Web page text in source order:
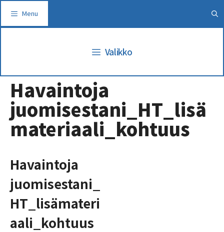
sisältöön
Menu
Valikko
Havaintoja
juomisestani_HT_lisä
materiaali_kohtuus
Havaintoja
juomisestani_
HT_lisämateri
aali_kohtuus